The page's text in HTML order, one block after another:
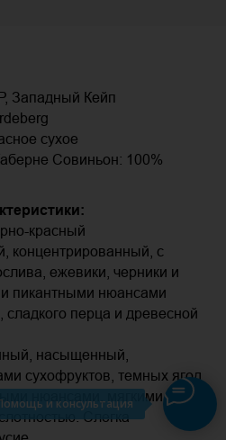
и консультация
Западный Кейп
сухое
Совиньон: 100%
красный
концентрированный, с
ежевики, черники и
пикантными нюансами
перца и древесной
насыщенный,
сухофруктов, темных ягод
нюансами, мягкими
Слегка